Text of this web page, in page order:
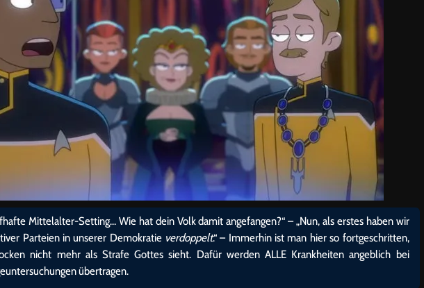
Mittelalter-Setting… Wie hat dein Volk damit angefangen?“ – „Nun, als erstes haben wir
Parteien in unserer Demokratie verdoppelt.“ – Immerhin ist man hier so fortgeschritten,
nicht mehr als Strafe Gottes sieht. Dafür werden ALLE Krankheiten angeblich bei
übertragen.